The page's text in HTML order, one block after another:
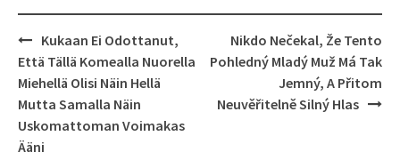
Post
navigation
Kukaan Ei Odottanut,
Että Tällä Komealla Nuorella
Miehellä Olisi Näin Hellä
Mutta Samalla Näin
Uskomattoman Voimakas
Ääni
Nikdo Nečekal, Že Tento
Pohledný Mladý Muž Má Tak
Jemný, A Přitom
Neuvěřitelně Silný Hlas